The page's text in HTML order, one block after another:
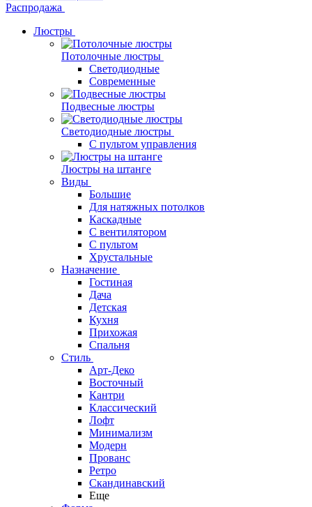
Распродажа
Люстры
Потолочные люстры
Светодиодные
Современные
Подвесные люстры
Светодиодные люстры
С пультом управления
Люстры на штанге
Виды
Большие
Для натяжных потолков
Каскадные
С вентилятором
С пультом
Хрустальные
Назначение
Гостиная
Дача
Детская
Кухня
Прихожая
Спальня
Стиль
Арт-Деко
Восточный
Кантри
Классический
Лофт
Минимализм
Модерн
Прованс
Ретро
Скандинавский
Еще